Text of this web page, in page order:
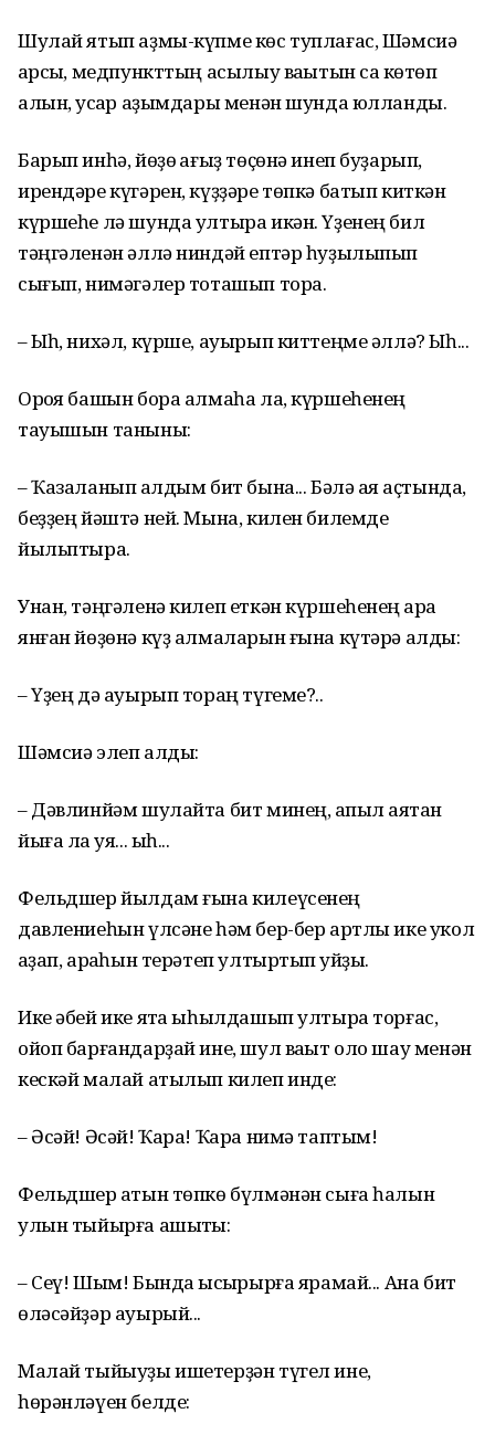
Шулай ятып аҙмы-күпме көс туплағас, Шәмсиә
ҡарсыҡ, медпункттың асылыу ваҡытын саҡ көтөп
алын, ҡусҡар аҙымдары менән шунда юлланды.
Барып инһә, йөҙө ҡағыҙ төҫөнә инеп буҙарып,
ирендәре күгәрен, күҙҙәре төпкә батып киткән
күршеһе лә шунда ултыра икән. Үҙенең бил
тәңгәленән әллә ниндәй ептәр һуҙылыпып
сығып, нимәгәлер тоташып тора.
– Ыһ, нихәл, күрше, ауырып киттеңме әллә? Ыһ...
Орҡоя башын бора алмаһа ла, күршеһенең
тауышын таныны:
– Ҡазаланып ҡалдым бит бына... Бәлә аяҡ аҫтында,
беҙҙең йәштә ней. Мына, килен билемде
йыльптыра.
Унан, тәңгәленә килеп еткән күршеһенең ҡара
янған йөҙөнә күҙ алмаларын ғына күтәрә алды:
– Үҙең дә ауырып тораң түгеме?..
Шәмсиә элеп алды:
– Дәвлинйәм шулайта бит минең, ҡапыл аяҡтан
йыға ла ҡуя... ыһ...
Фельдшер йылдам ғына килеүсенең
давлениеһын үлсәне һәм бер-бер артлы ике укол
ҡаҙап, арҡаһын терәтеп ултыртып ҡуйҙы.
Ике әбей ике яҡта ыһылдашып ултыра торғас,
ойоп барғандарҙай ине, шул ваҡыт оло шау менән
кескәй малай атылып килеп инде:
– Әсәй! Әсәй! Ҡара! Ҡара нимә таптым!
Фельдшер ҡатын төпкө бүлмәнән сыға һалын
улын тыйырға ашыҡты:
– Сеү! Шым! Бында ҡысҡырырға ярамай... Ана бит
өләсәйҙәр ауырый...
Малай тыйыуҙы ишетерҙән түгел ине,
һөрәнләүен белде: